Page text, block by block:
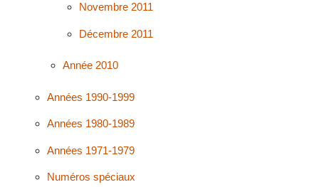
Novembre 2011
Décembre 2011
Année 2010
Années 1990-1999
Années 1980-1989
Années 1971-1979
Numéros spéciaux